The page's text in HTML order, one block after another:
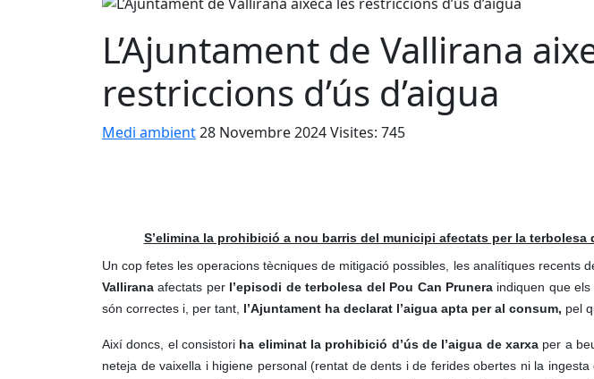
L’Ajuntament de Vallirana
restriccions d’ús d’aigua
Medi ambient28 Novembre 2024Visites: 745
S’elimina la prohibició a nou barris del municipi afectats per la terbolesa
Un cop fetes les operacions tècniques de mitigació possibles, les analítiques recents
Valliranaafectats per l’episodi de terbolesa del Pou Can Pruneraindiquen que els
són correctes i, per tant, l’Ajuntament ha declarat l’aigua apta per al consum, pel
Així doncs, el consistori ha eliminat la prohibició d’ús de l’aigua de xarxa per a
neteja de vaixella i higiene personal (rentat de dents i de ferides obertes ni la ingesta